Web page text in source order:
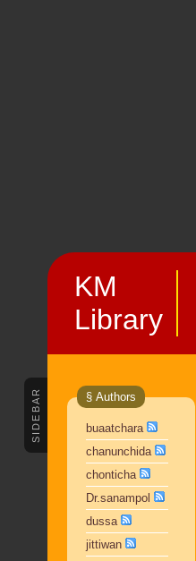
KM
Library
SIDEBAR § Authors
buaatchara
chanunchida
chonticha
Dr.sanampol
dussa
jittiwan